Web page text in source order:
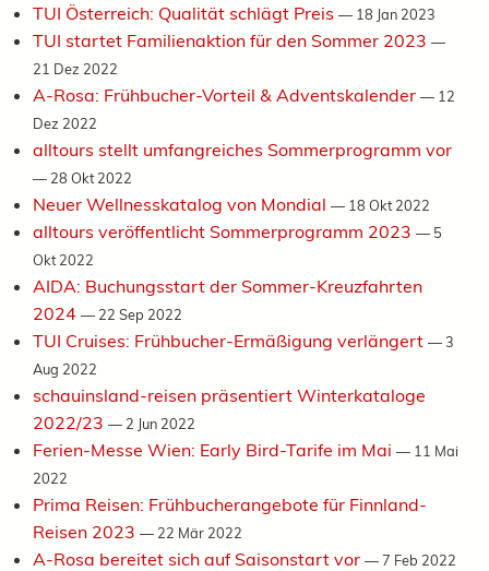
TUI Österreich: Qualität schlägt Preis — 18 Jan 2023
TUI startet Familienaktion für den Sommer 2023 —
21 Dez 2022
A-Rosa: Frühbucher-Vorteil & Adventskalender — 12
Dez 2022
alltours stellt umfangreiches Sommerprogramm vor
— 28 Okt 2022
Neuer Wellnesskatalog von Mondial — 18 Okt 2022
alltours veröffentlicht Sommerprogramm 2023 — 5
Okt 2022
AIDA: Buchungsstart der Sommer-Kreuzfahrten
2024 — 22 Sep 2022
TUI Cruises: Frühbucher-Ermäßigung verlängert —3
Aug 2022
schauinsland-reisen präsentiert Winterkataloge
2022/23 — 2 Jun 2022
Ferien-Messe Wien: Early Bird-Tarife im Mai — 11 Mai
2022
Prima Reisen: Frühbucherangebote für Finnland-
Reisen 2023 — 22 Mär 2022
A-Rosa bereitet sich auf Saisonstart vor —7 Feb 2022